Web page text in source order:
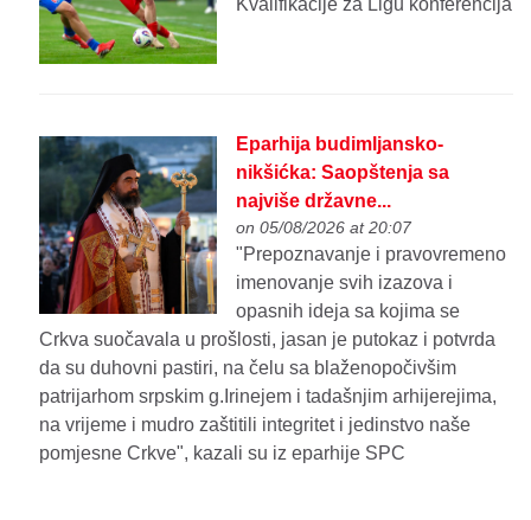
Kvalifikacije za Ligu konferencija
Eparhija budimljansko-
nikšićka: Saopštenja sa
najviše državne...
on 05/08/2026 at 20:07
"Prepoznavanje i pravovremeno
imenovanje svih izazova i
opasnih ideja sa kojima se
Crkva suočavala u prošlosti, jasan je putokaz i potvrda
da su duhovni pastiri, na čelu sa blaženopočivšim
patrijarhom srpskim g.Irinejem i tadašnjim arhijerejima,
na vrijeme i mudro zaštitili integritet i jedinstvo naše
pomjesne Crkve", kazali su iz eparhije SPC